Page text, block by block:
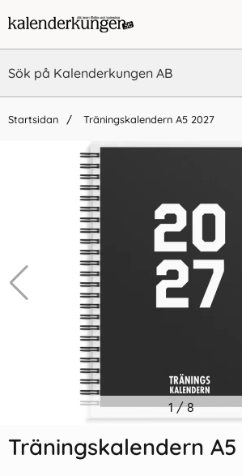
Startsidan Träningskalendern A5 2027
Vi
Indexflikar och Frixion clicker
svart
55 kr/st
1/8
Träningskalendern A5